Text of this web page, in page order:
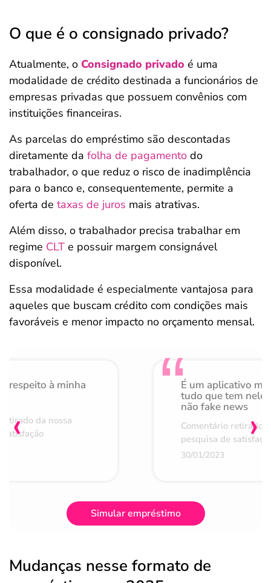
O que é o consignado privado?
Atualmente, o Consignado privado é uma
modalidade de crédito destinada a funcionários de
empresas privadas que possuem convênios com
instituições financeiras.
As parcelas do empréstimo são descontadas
diretamente da folha de pagamento do
trabalhador, o que reduz o risco de inadimplência
para o banco e, consequentemente, permite a
oferta de taxas de juros mais atrativas.
Além disso, o trabalhador precisa trabalhar em
regime CLT e possuir margem consignável
disponível.
Essa modalidade é especialmente vantajosa para
aqueles que buscam crédito com condições mais
favoráveis e menor impacto no orçamento mensal.
respeito à minha
da nossa
É um aplicativo
tudo que tem nele
não fake news
Comentário retirado
pesquisa de
30/01/2023
‹ ›
Simular empréstimo
Mudanças nesse formato de